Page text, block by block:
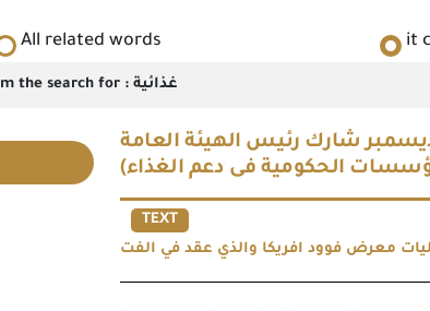
All related words it
It was found (371) Result from the search for : غذائية
فعاليات معرض فوود افريكا والذي عقد في الفترة من 3 الي 5 ديسمبر شارك رئيس الهيئة العامة
الحكومية فى دعم الغذاء)
TEXT